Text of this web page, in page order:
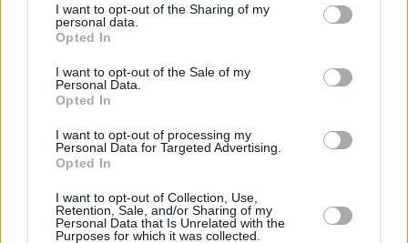
I want to opt-out of the Sharing of my
personal data.
Opted In
I want to opt-out of the Sale of my
Personal Data.
Opted In
I want to opt-out of processing my
Personal Data for Targeted Advertising.
Opted In
I want to opt-out of Collection, Use,
Retention, Sale, and/or Sharing of my
Personal Data that Is Unrelated with the
Purposes for which it was collected.
Jos olet etsimässä majoitusta, huomioi, että tiedot vinkeissä
ovat lähettäjien omia henkilökohtaisia käsityksiä ja
mielipiteitä. Varmista yksityiskohdat ennen varauksen
tekemistä käyttämältäsi varaussivustolta (esim.
booking.com) tai majoituspaikan omilta verkkosivuilta.
Jos huomaat sivulla muutettavaa,ilmoitaasiasta meille.
Ei aiherajausta Hotellit ja majoitus